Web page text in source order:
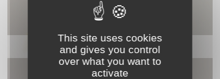
DÉCORATION
This site uses cookies
and gives you control
over what you want to
activate